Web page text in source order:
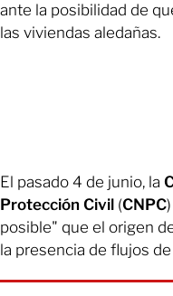
ante la posibilidad de
las viviendas aledañas.
El pasado 4 de junio, la
Protección Civil (CNPC
posible" que el origen
la presencia de flujos